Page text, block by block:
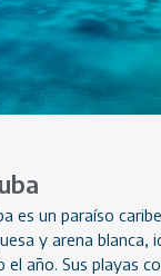
es un paraíso
y arena blanca,
el año. Sus playas